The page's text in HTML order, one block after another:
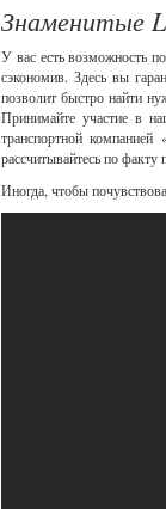
Знаменитые
У вас есть возможность
сэкономив. Здесь вы
позволит быстро найти
Принимайте участие в
транспортной
рассчитывайтесь по факту
Иногда, чтобы